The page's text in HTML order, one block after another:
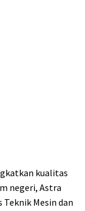
kualitas
negeri, Astra
Mesin dan